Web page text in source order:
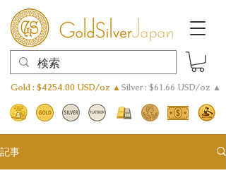
Gold : $4254.00 USD/oz ▲Silver : $61.66 USD/oz ▲
記事